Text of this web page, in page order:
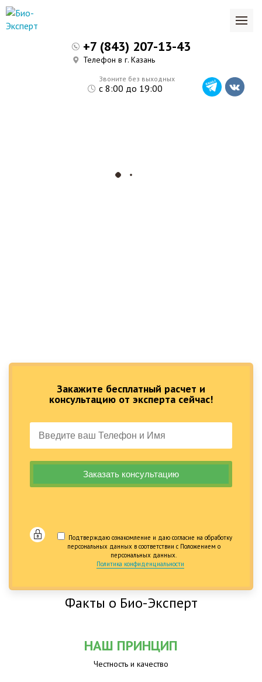
Закажите бесплатный расчет и
консультацию от эксперта сейчас!
Подтверждаю ознакомление и даю согласие на обработку
персональных данных в соответствии с Положением о
персональных данных.
Политика конфиденциальности
Звоните без выходных
с 8:00 до 19:00
+7 (843) 207-13-43
Телефон в г. Казань
Факты о Био-Эксперт
НАШ ПРИНЦИП
Честность и качество